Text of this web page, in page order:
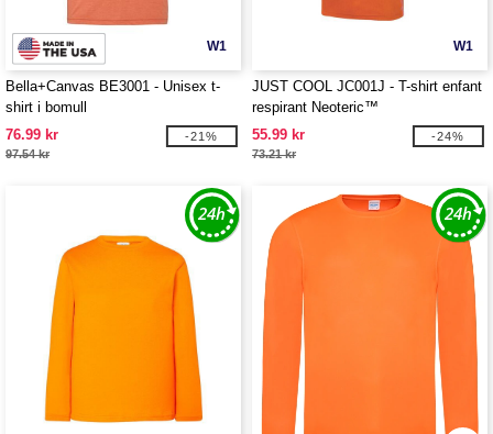
W1
Bella+Canvas BE3001 - Unisex t-
shirt i bomull
76.99 kr
97.54 kr
-21%
W1
JUST COOL JC001J - T-shirt enfant
respirant Neoteric™
55.99 kr
73.21 kr
-24%